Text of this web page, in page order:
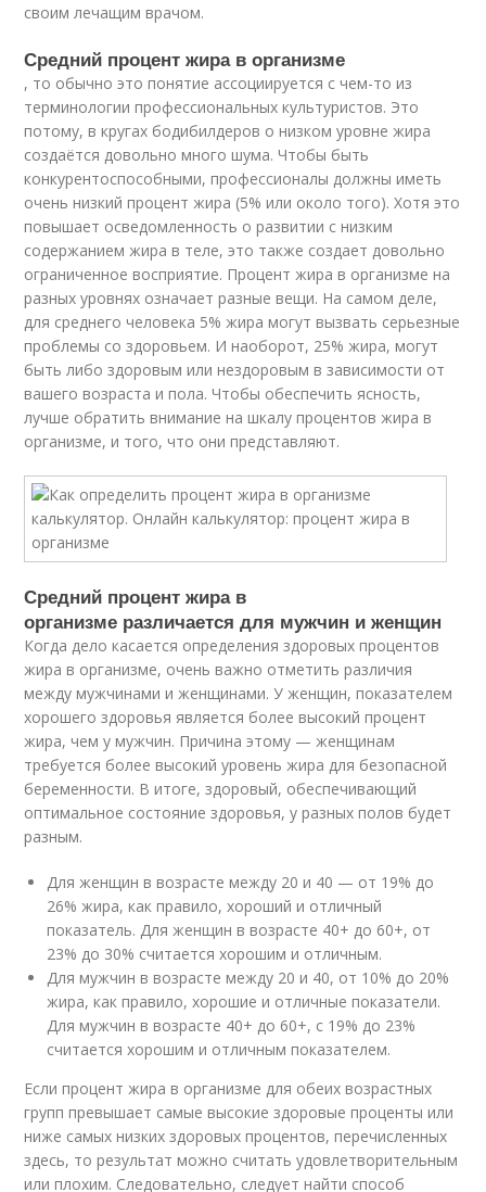
своим лечащим врачом.
Средний процент жира в организме
, то обычно это понятие ассоциируется с чем-то из
терминологии профессиональных культуристов. Это
потому, в кругах бодибилдеров о низком уровне жира
создаётся довольно много шума. Чтобы быть
конкурентоспособными, профессионалы должны иметь
очень низкий процент жира (5% или около того). Хотя это
повышает осведомленность о развитии с низким
содержанием жира в теле, это также создает довольно
ограниченное восприятие. Процент жира в организме на
разных уровнях означает разные вещи. На самом деле,
для среднего человека 5% жира могут вызвать серьезные
проблемы со здоровьем. И наоборот, 25% жира, могут
быть либо здоровым или нездоровым в зависимости от
вашего возраста и пола. Чтобы обеспечить ясность,
лучше обратить внимание на шкалу процентов жира в
организме, и того, что они представляют.
Средний процент жира в
организме различается для мужчин и женщин
Когда дело касается определения здоровых процентов
жира в организме, очень важно отметить различия
между мужчинами и женщинами. У женщин, показателем
хорошего здоровья является более высокий процент
жира, чем у мужчин. Причина этому — женщинам
требуется более высокий уровень жира для безопасной
беременности. В итоге, здоровый, обеспечивающий
оптимальное состояние здоровья, у разных полов будет
разным.
Для женщин в возрасте между 20 и 40 — от 19% до
26% жира, как правило, хороший и отличный
показатель. Для женщин в возрасте 40+ до 60+, от
23% до 30% считается хорошим и отличным.
Для мужчин в возрасте между 20 и 40, от 10% до 20%
жира, как правило, хорошие и отличные показатели.
Для мужчин в возрасте 40+ до 60+, с 19% до 23%
считается хорошим и отличным показателем.
Если процент жира в организме для обеих возрастных
групп превышает самые высокие здоровые проценты или
ниже самых низких здоровых процентов, перечисленных
здесь, то результат можно считать удовлетворительным
или плохим. Следовательно, следует найти способ